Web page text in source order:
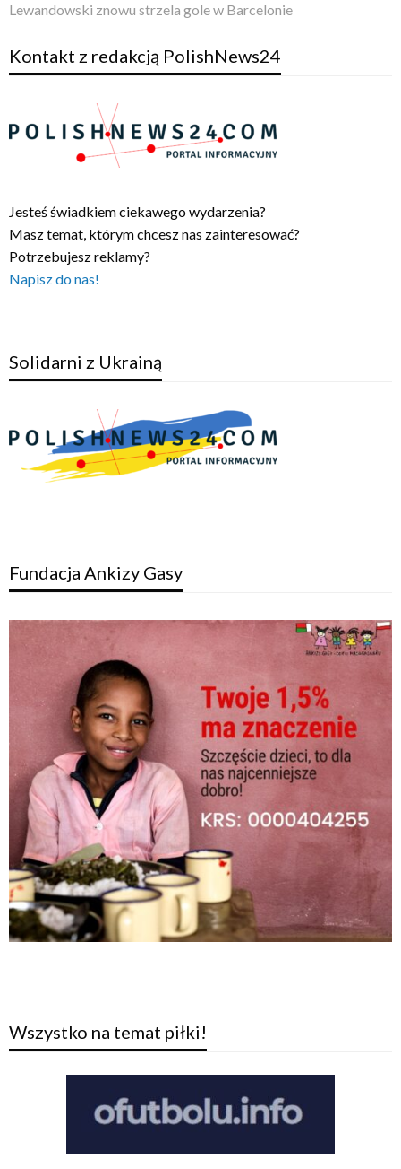
Lewandowski znowu strzela gole w Barcelonie
Kontakt z redakcją PolishNews24
Jesteś świadkiem ciekawego wydarzenia?
Masz temat, którym chcesz nas zainteresować?
Potrzebujesz reklamy?
Napisz do nas!
Solidarni z Ukrainą
Fundacja Ankizy Gasy
Wszystko na temat piłki!